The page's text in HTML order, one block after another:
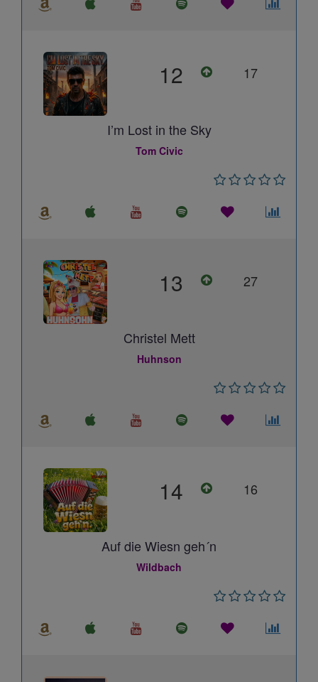
12 17
I’m Lost in the Sky
Tom Civic
13 27
Christel Mett
Huhnson
14 16
Auf die Wiesn geh´n
Wildbach